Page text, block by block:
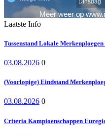
Laatste Info
Tussenstand Lokale
03.08.2026 0
(Voorlopige) Eindstand
03.08.2026 0
Criteria Kampioenschappen